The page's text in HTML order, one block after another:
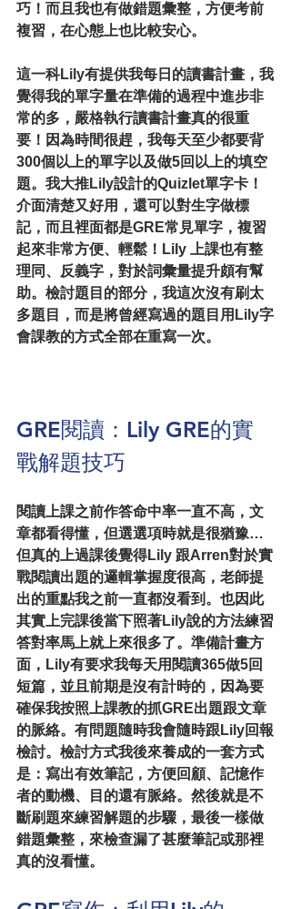
巧！而且我也有做錯題彙整，方便考前
複習，在心態上也比較安心。
這一科Lily有提供我每日的讀書計畫，我
覺得我的單字量在準備的過程中進步非
常的多，嚴格執行讀書計畫真的很重
要！因為時間很趕，我每天至少都要背
300個以上的單字以及做5回以上的填空
題。我大推Lily設計的Quizlet單字卡！
介面清楚又好用，還可以對生字做標
記，而且裡面都是GRE常見單字，複習
起來非常方便、輕鬆！Lily 上課也有整
理同、反義字，對於詞彙量提升頗有幫
助。檢討題目的部分，我這次沒有刷太
多題目，而是將曾經寫過的題目用Lily字
會課教的方式全部在重寫一次。
GRE閱讀：Lily GRE的實
戰解題技巧
閱讀上課之前作答命中率一直不高，文
章都看得懂，但選選項時就是很猶豫…
但真的上過課後覺得Lily 跟Arren對於實
戰閱讀出題的邏輯掌握度很高，老師提
出的重點我之前一直都沒看到。也因此
其實上完課後當下照著Lily說的方法練習
答對率馬上就上來很多了。準備計畫方
面，Lily有要求我每天用閱讀365做5回
短篇，並且前期是沒有計時的，因為要
確保我按照上課教的抓GRE出題跟文章
的脈絡。有問題隨時我會隨時跟Lily回報
檢討。檢討方式我後來養成的一套方式
是：寫出有效筆記，方便回顧、記憶作
者的動機、目的還有脈絡。然後就是不
斷刷題來練習解題的步驟，最後一樣做
錯題彙整，來檢查漏了甚麼筆記或那裡
真的沒看懂。